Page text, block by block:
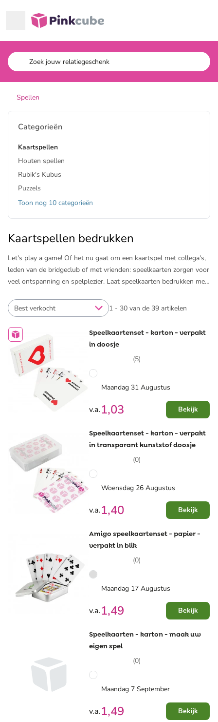
Pinkcube
Spellen
Categorieën
Kaartspellen
Houten spellen
Rubik's Kubus
Puzzels
Toon nog 10 categorieën
Kaartspellen bedrukken
Let's play a game! Of het nu gaat om een kaartspel met collega's,
leden van de bridgeclub of met vrienden: speelkaarten zorgen voor
veel ontspanning en spelplezier. Laat speelkaarten bedrukken met
kaartspelletjes! Gepersonaliseerde speelkaarten zijn ideaal als
weggevertje tijdens een beurs of als relatiegeschenk. Laat
bijvoorbeeld de achterzijde en in sommige gevallen de verpakking
of het kartonnen doosje van de speelkaarten bedrukken met je
logo, foto of een eigen ontwerp. Pinkcube levert uitsluitend
topkwaliteit met logo's die er perfect op staan. Leuk om te geven
in combinatie met bijvoorbeeld
om de scores op te schrijven.
1 - 30 van de 39 artikelen
Best verkocht
Speelkaartenset - karton - verpakt
in doosje
(5)
Maandag 31 Augustus
v.a.1,03 Bekijk
Speelkaartenset - karton - verpakt
in transparant kunststof doosje
(0)
Woensdag 26 Augustus
v.a.1,40 Bekijk
Amigo speelkaartenset - papier -
verpakt in blik
(0)
Maandag 17 Augustus
v.a.1,49 Bekijk
Speelkaarten - karton - maak uw
eigen spel
(0)
Maandag 7 September
v.a.1,49 Bekijk